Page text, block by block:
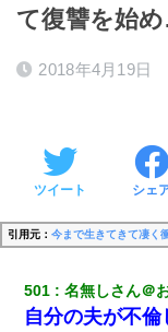
て復讐を始
2018年4月19日
ツイート シェ
引用元： 今まで生きてきて凄く
501 名無しさん＠
自分の夫が不倫